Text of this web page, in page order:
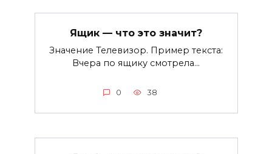
Ящик — что это значит?
Значение Телевизор. Пример текста:
Вчера по ящику смотрела…
0 38